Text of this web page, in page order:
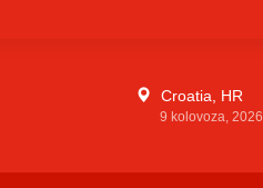
Croatia, HR
9 kolovoza, 2026